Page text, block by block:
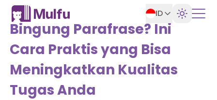
ID
Bingung Parafrase? Ini
Cara Praktis yang Bisa
Meningkatkan Kualitas
Tugas Anda